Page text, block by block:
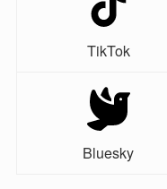
TikTok
Bluesky